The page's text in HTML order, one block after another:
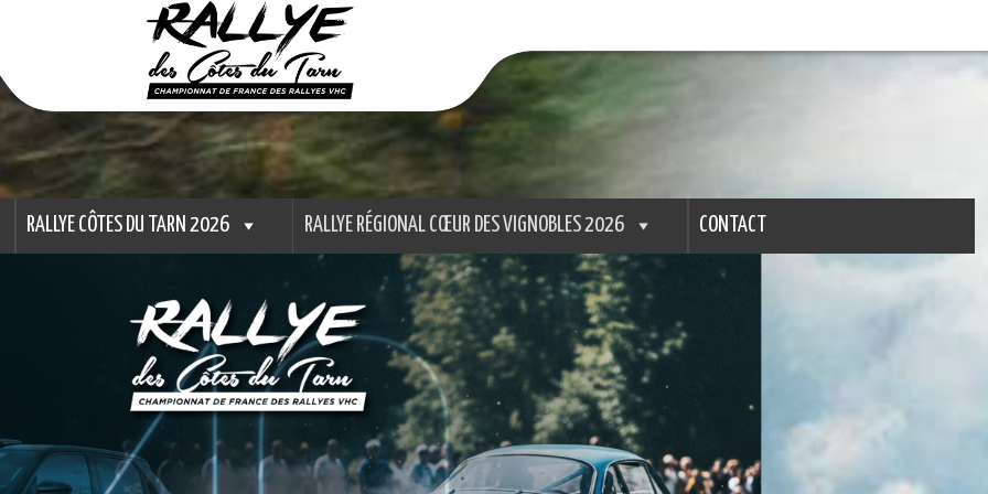
Tarn
RALLYE CÔTES DU TARN 2026 RALLYE RÉGIONAL CŒUR DES VIGNOBLES 2026 CONTACT